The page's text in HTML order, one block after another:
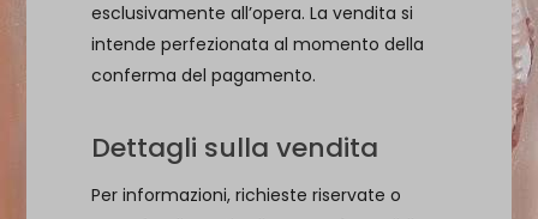
esclusivamente all’opera. La vendita si
intende perfezionata al momento della
conferma del pagamento.
Dettagli sulla vendita
Per informazioni, richieste riservate o